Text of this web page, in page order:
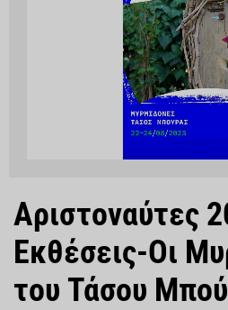
Αριστοναύτες
Εκθέσεις-Οι
του Τάσου